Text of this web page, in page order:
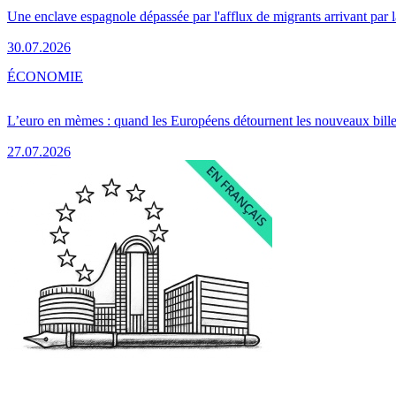
Une enclave espagnole dépassée par l'afflux de migrants arrivant par
30.07.2026
L’euro en mèmes : quand les Européens détournent les nouveaux
27.07.2026
ÉCONOMIE